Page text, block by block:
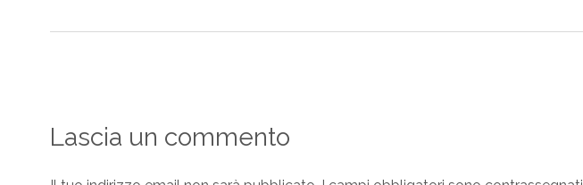
Lascia un commento